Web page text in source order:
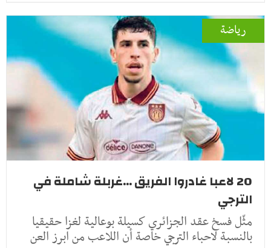
رياضة
20 لاعبا غادروا الفريق ...غربلة شاملة في
الترجي
مثّل فسخ عقد الجزائري كسيلة بوعالية لغزا حقيقيا
بالنسبة لاحباء الترجي خاصة أن اللاعب من ابرز العن